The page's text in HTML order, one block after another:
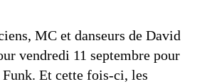
MC et danseurs de David
vendredi 11 septembre pour
Funk. Et cette fois-ci, les